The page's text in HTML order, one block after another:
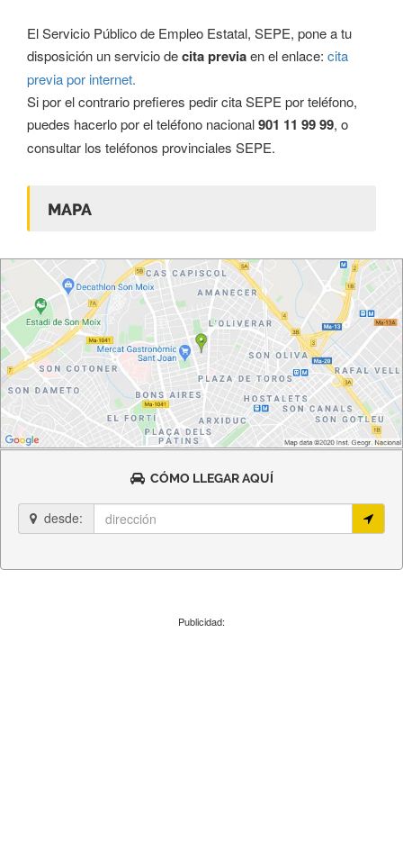
El Servicio Público de Empleo Estatal, SEPE, pone a tu
disposición un servicio decita previaen el enlace: cita
previa por internet.
Si por el contrario prefieres pedir cita SEPE por teléfono,
puedes hacerlo por el teléfono nacional901 11 99 99, o
consultar los teléfonos provinciales SEPE.
MAPA
CÓMO LLEGAR AQUÍ
desde:
Publicidad: